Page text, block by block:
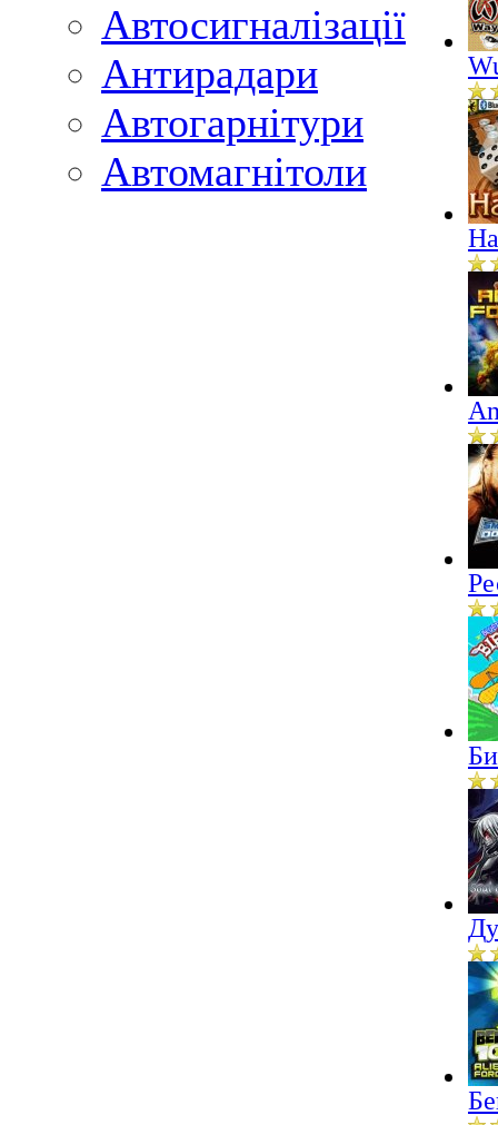
Автосигналізації
Антирадари
Автогарнітури
Автомагнітоли